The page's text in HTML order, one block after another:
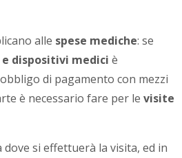
alle spese mediche: se
dispositivi medici è
di pagamento con mezzi
è necessario fare per le visite
si effettuerà la visita, ed in